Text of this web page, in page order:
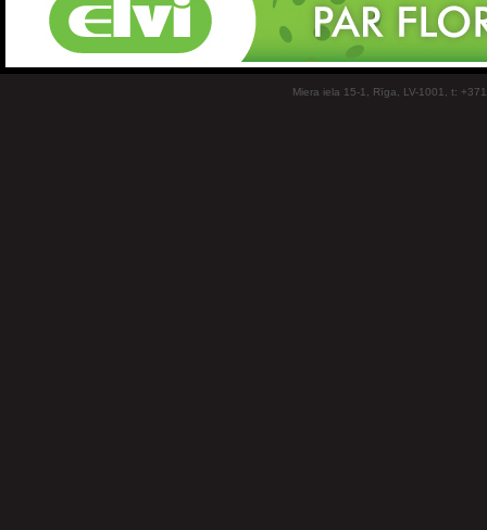
Miera iela 15-1, Rīga, LV-1001, t: